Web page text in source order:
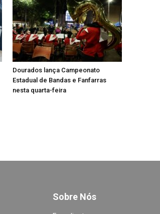
Dourados lança Campeonato
Estadual de Bandas e Fanfarras
nesta quarta-feira
Sobre Nós